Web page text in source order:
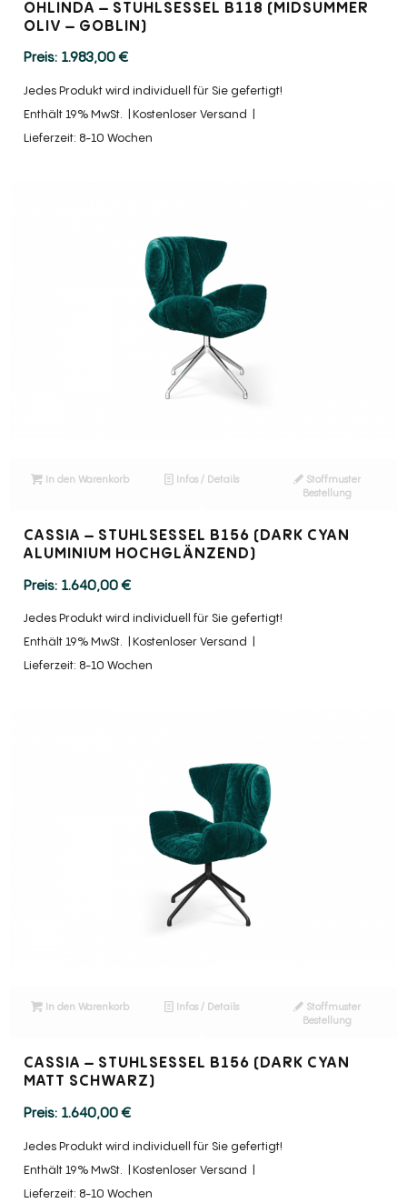
OHLINDA – STUHLSESSEL B118 (MIDSUMMER
OLIV – GOBLIN)
1.983,00€
Jedes Produkt wird individuell für Sie gefertigt!
Enthält 19% MwSt.
Kostenloser Versand
Lieferzeit: 8-10 Wochen
In den Warenkorb Infos / Details
Stoffmuster
Bestellung
CASSIA – STUHLSESSEL B156 (DARK CYAN
ALUMINIUM HOCHGLÄNZEND)
1.640,00€
Jedes Produkt wird individuell für Sie gefertigt!
Enthält 19% MwSt.
Kostenloser Versand
Lieferzeit: 8-10 Wochen
In den Warenkorb Infos / Details
Stoffmuster
Bestellung
CASSIA – STUHLSESSEL B156 (DARK CYAN
MATT SCHWARZ)
1.640,00€
Jedes Produkt wird individuell für Sie gefertigt!
Enthält 19% MwSt.
Kostenloser Versand
Lieferzeit: 8-10 Wochen